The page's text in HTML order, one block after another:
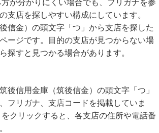
が分かりにくい場合でも、フリガナを参
支店を探しやすい構成にしています。
信金）の頭文字「つ」から支店を探した
ージです。目的の支店が見つからない場
探すと見つかる場合があります。
後信用金庫（筑後信金）の頭文字「つ」
フリガナ、支店コードを掲載していま
クリックすると、各支店の住所や電話番